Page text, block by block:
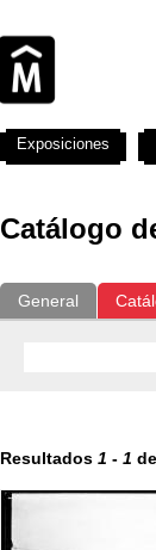
Catálogo
General
Resultados 1 - 1 de
Exposiciones